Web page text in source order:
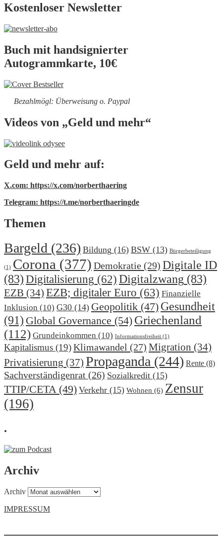
Kostenloser Newsletter
Buch mit handsignierter
Autogrammkarte, 10€
Bezahlmögl: Überweisung o. Paypal
Videos von „Geld und mehr“
Geld und mehr auf:
X.com: https://x.com/norberthaering
Telegram: https://t.me/norberthaeringde
Themen
Bargeld (236) Bildung (16) BSW (13) Bürgerbeteiligung
(1) Corona (377) Demokratie (29) Digitale ID
(83) Digitalisierung (62) Digitalzwang (83)
EZB (34) EZB; digitaler Euro (63) Finanzielle
Inklusion (10) G30 (14) Geopolitik (47) Gesundheit
(91) Global Governance (54) Griechenland
(112) Grundeinkommen (10) Informationsfreiheit (1)
Kapitalismus (19)Klimawandel (27) Migration (34)
Privatisierung (37) Propaganda (244) Rente (8)
Sachverständigenrat (26) Sozialkredit (15)
TTIP/CETA(49) Verkehr (15) Wohnen (6) Zensur
(196)
.
Archiv
Archiv
IMPRESSUM